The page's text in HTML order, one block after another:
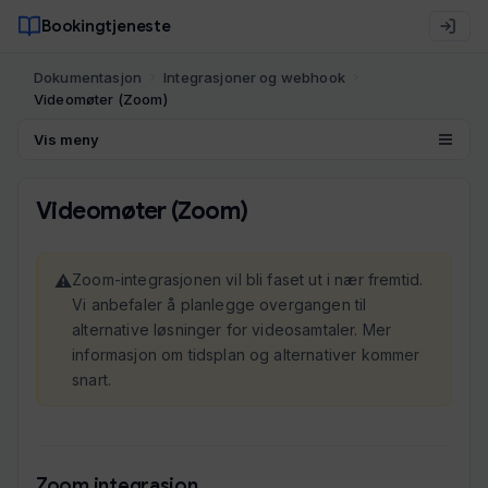
Bookingtjeneste
Dokumentasjon
Integrasjoner og webhook
Videomøter (Zoom)
Vis meny
Videomøter (Zoom)
Zoom-integrasjonen vil bli faset ut i nær fremtid.
Vi anbefaler å planlegge overgangen til
alternative løsninger for videosamtaler. Mer
informasjon om tidsplan og alternativer kommer
snart.